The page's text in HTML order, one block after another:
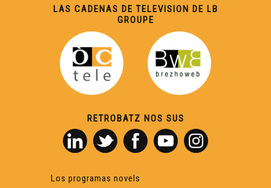
LAS CADENAS DE TELEVISION DE LB
GROUPE
RETROBATZ NOS SUS
Los programas novels